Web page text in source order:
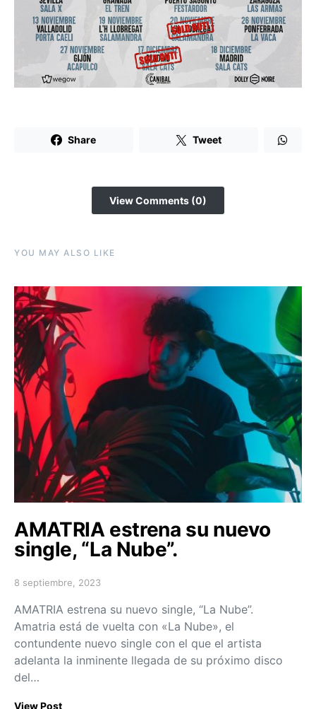
Share Tweet
View Comments (0)
YOU MAY ALSO LIKE
AMATRIA estrena su nuevo
single, “La Nube”.
Posted on
8 septiembre, 2023
AMATRIA estrena su nuevo single, “La Nube”.
Amatria está de vuelta con «La Nube», el
contundente nuevo single con el que el artista
adelanta la inminente llegada de su próximo disco
del…
View Post